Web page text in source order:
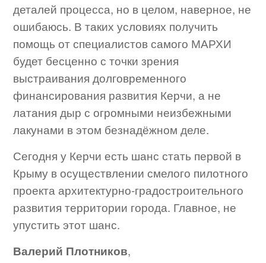
деталей процесса, но в целом, наверное, не
ошибаюсь. В таких условиях получить
помощь от специалистов самого МАРХИ
будет бесценно с точки зрения
выстраивания долговременного
финансирования развития Керчи, а не
латания дыр с огромными неизбежными
лакунами в этом безнадёжном деле.
Сегодня у Керчи есть шанс стать первой в
Крыму в осуществлении смелого пилотного
проекта архитектурно-градостроительного
развития территории города. Главное, не
упустить этот шанс.
Валерий Плотников,